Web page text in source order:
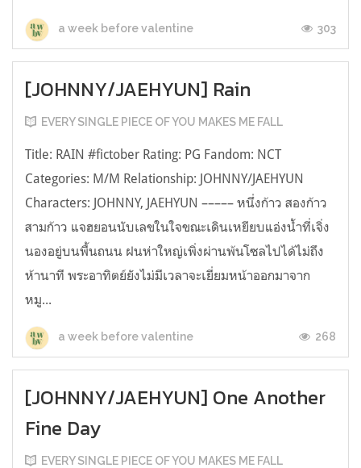
a week before valentine 303
[JOHNNY/JAEHYUN] Rain
EVERY SINGLE PIECE OF YOU MAKES ME FALL
Title: RAIN #fictober Rating: PG Fandom: NCT
Categories: M/M Relationship: JOHNNY/JAEHYUN
Characters: JOHNNY, JAEHYUN ––––– หนึ่งก้าว สองก้าว
สามก้าว แจฮยอนนับเลขในใจขณะเดินเหยียบแอ่งน้ำที่เจิ่ง
นองอยู่บนพื้นถนน ฝนห่าใหญ่เพิ่งผ่านพ้นโซลไปได้ไม่ถึง
ห้านาที พระอาทิตย์ยังไม่มีเวลาจะเยี่ยมหน้าออกมาจาก
หมู...
a week before valentine 268
[JOHNNY/JAEHYUN] One Another
Fine Day
EVERY SINGLE PIECE OF YOU MAKES ME FALL